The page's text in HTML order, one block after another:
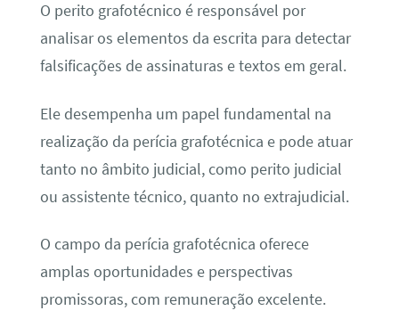
O perito grafotécnico é responsável por
analisar os elementos da escrita para detectar
falsificações de assinaturas e textos em geral.
Ele desempenha um papel fundamental na
realização da perícia grafotécnica e pode atuar
tanto no âmbito judicial, como perito judicial
ou assistente técnico, quanto no extrajudicial.
O campo da perícia grafotécnica oferece
amplas oportunidades e perspectivas
promissoras, com remuneração excelente.